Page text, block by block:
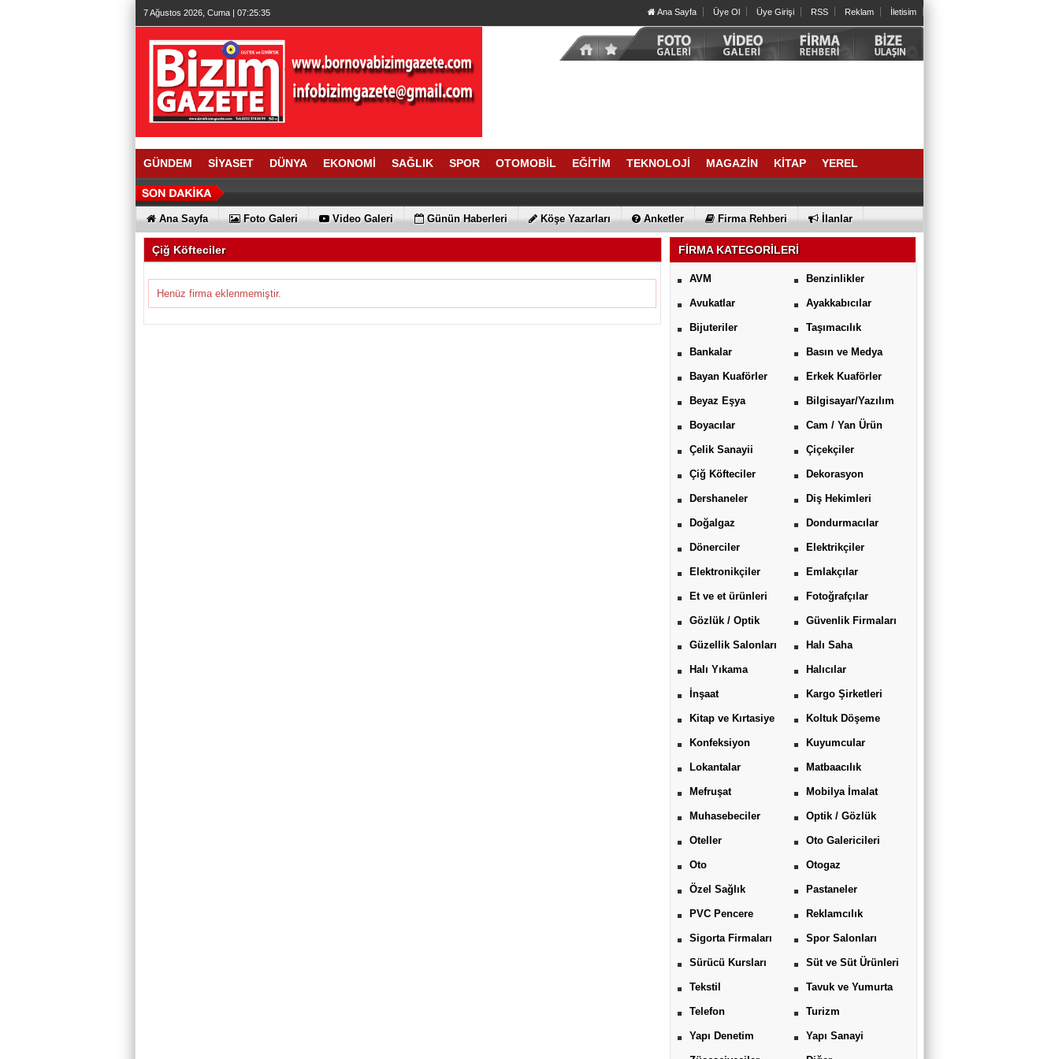
7 Ağustos 2026, Cuma | 07:25:36 Ana Sayfa Üye Ol Üye Girişi RSS Reklam İletisim
GÜNDEM SİYASET DÜNYA EKONOMİ SAĞLIK SPOR OTOMOBİL EĞİTİM TEKNOLOJİ MAGAZİN KİTAP YEREL
Ana Sayfa Foto Galeri Video Galeri Günün Haberleri Köşe Yazarları Anketler Firma Rehberi İlanlar
Çiğ Köfteciler
Henüz firma eklenmemiştir.
FİRMA KATEGORİLERİ
AVM Benzinlikler
Avukatlar Ayakkabıcılar
Bijuteriler Taşımacılık
Bankalar Basın ve Medya
Bayan Kuaförler Erkek Kuaförler
Beyaz Eşya Bilgisayar/Yazılım
Boyacılar Cam / Yan Ürün
Çelik Sanayii Çiçekçiler
Çiğ Köfteciler Dekorasyon
Dershaneler Diş Hekimleri
Doğalgaz Dondurmacılar
Dönerciler Elektrikçiler
Elektronikçiler Emlakçılar
Et ve et ürünleri Fotoğrafçılar
Gözlük / Optik Güvenlik Firmaları
Güzellik Salonları Halı Saha
Halı Yıkama Halıcılar
İnşaat Kargo Şirketleri
Kitap ve Kırtasiye Koltuk Döşeme
Konfeksiyon Kuyumcular
Lokantalar Matbaacılık
Mefruşat Mobilya İmalat
Muhasebeciler Optik / Gözlük
Oteller Oto Galericileri
Oto Otogaz
Özel Sağlık Pastaneler
PVC Pencere Reklamcılık
Sigorta Firmaları Spor Salonları
Sürücü Kursları Süt ve Süt Ürünleri
Tekstil Tavuk ve Yumurta
Telefon Turizm
Yapı Denetim Yapı Sanayi